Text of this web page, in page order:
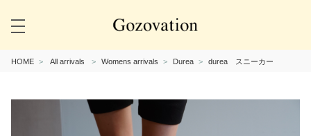
HOME All arrivals Womens arrivals Durea durea スニーカー